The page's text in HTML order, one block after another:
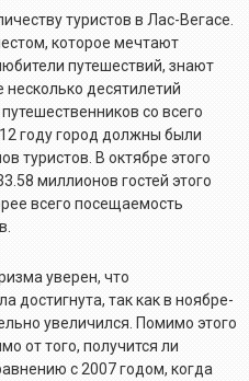
туристов в Лас-Вегасе.
которое мечтают
путешествий, знают
десятилетий
со всего
году город должны были
туристов. В октябре этого
миллионов гостей этого
всего посещаемость
уверен, что
достигнута, так как в ноябре-
увеличился. Помимо этого
от того, получится ли
с 2007 годом, когда